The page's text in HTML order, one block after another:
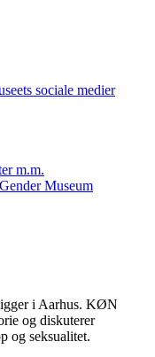
sociale medier
m.m.
Museum
i Aarhus. KØN
og diskuterer
og seksualitet.